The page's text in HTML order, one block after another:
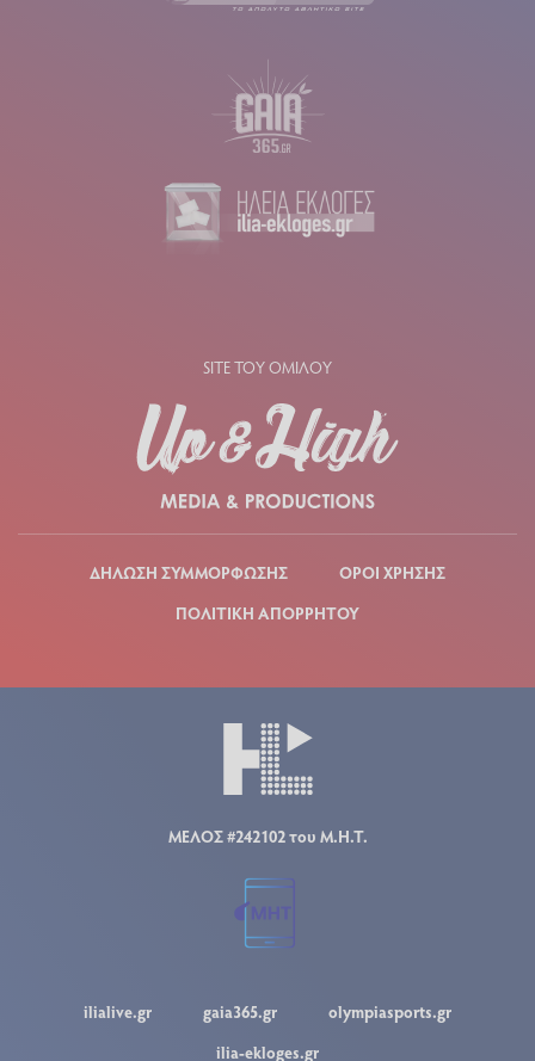
SITE ΤΟΥ ΟΜΙΛΟΥ
ΔΗΛΩΣΗ ΣΥΜΜΟΡΦΩΣΗΣ
ΟΡΟΙ ΧΡΗΣΗΣ
ΠΟΛΙΤΙΚΗ ΑΠΟΡΡΗΤΟΥ
ΜΕΛΟΣ #242102 του Μ.Η.Τ.
ilialive.gr gaia365.gr
olympiasports.gr
ilia-ekloges.gr